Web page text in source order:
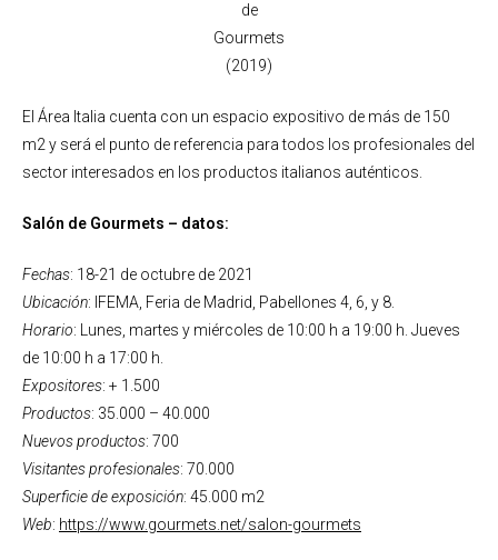
de
Gourmets
(2019)
El Área Italia cuenta con un espacio expositivo de más de 150
m2 y será el punto de referencia para todos los profesionales del
sector interesados en los productos italianos auténticos.
Salón de Gourmets – datos:
Fechas: 18-21 de octubre de 2021
Ubicación: IFEMA, Feria de Madrid, Pabellones 4, 6, y 8.
Horario: Lunes, martes y miércoles de 10:00 h a 19:00 h. Jueves
de 10:00 h a 17:00 h.
Expositores: + 1.500
Productos: 35.000 – 40.000
Nuevos productos: 700
Visitantes profesionales: 70.000
Superficie de exposición: 45.000 m2
Web: https://www.gourmets.net/salon-gourmets